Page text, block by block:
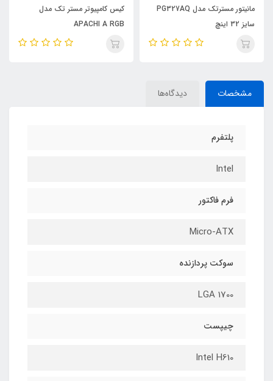
مانیتور مسترتک مدل PG327AQ
سایز 32 اینچ
کیس کامپیوتر مستر تک مدل
APACHI A RGB
مشخصات دیدگاه‌ها
پلتفرم
Intel
فرم فاکتور
Micro-ATX
سوکت پردازنده
LGA 1700
چیپست
Intel H610